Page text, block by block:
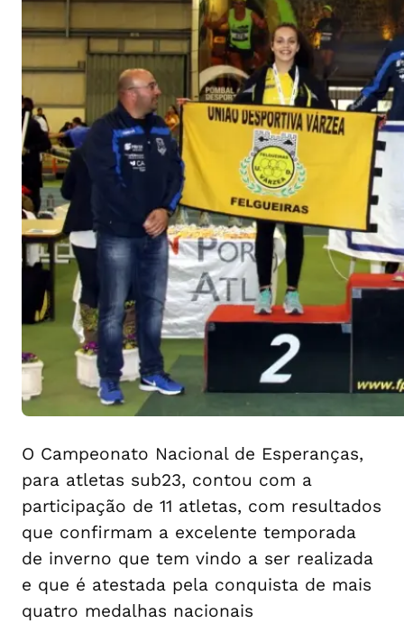
O Campeonato Nacional de Esperanças,
para atletas sub23, contou com a
participação de 11 atletas, com resultados
que confirmam a excelente temporada
de inverno que tem vindo a ser realizada
e que é atestada pela conquista de mais
quatro medalhas nacionais